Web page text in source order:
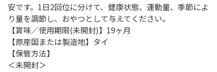
安です。1日2回位に分けて、健康状態、運動量、季節によ
り量を調節し、おやつとして与えてください。
【賞味／使用期限(未開封)】19ヶ月
【原産国または製造地】タイ
【保管方法】
＜未開封＞